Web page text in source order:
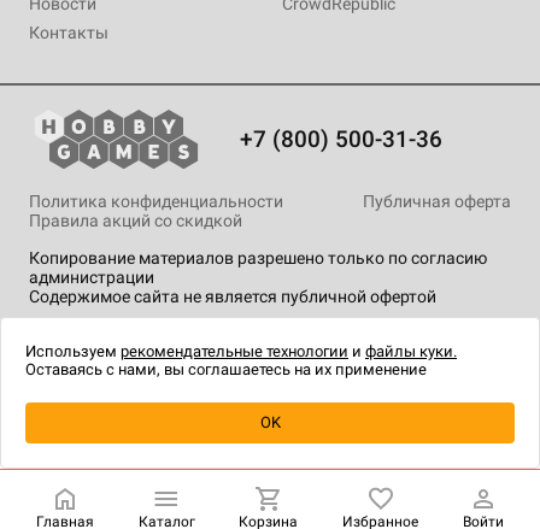
Купить| 1 190 ₽
Новости
Контакты
CrowdRepublic
+7 (800) 500-31-36
Копирование материалов разрешено только по согласию
администрации
Содержимое сайта не является публичной офертой
Политика конфиденциальности
Публичная оферта
Правила акций со скидкой
технологии.
Главная Каталог Корзина Избранное Войти
Используем рекомендательные технологии и файлы куки.
Оставаясь с нами, вы соглашаетесь на их применение
OK